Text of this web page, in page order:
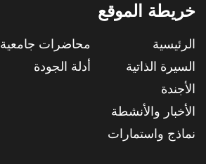
خريطة الموقع
الرئيسية
السيرة الذاتية
الأجندة
الأخبار والأنشطة
نماذج واستمارات
محاضرات جامعية
أدلة الجودة